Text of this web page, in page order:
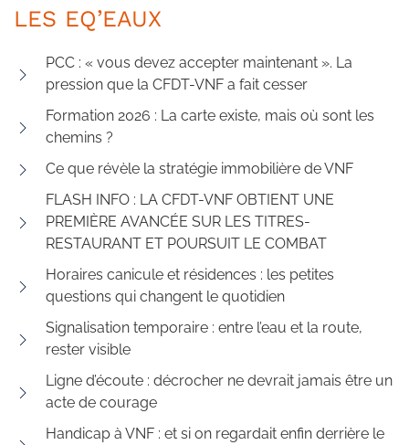
LES EQ’EAUX
PCC : « vous devez accepter maintenant ». La
pression que la CFDT-VNF a fait cesser
Formation 2026 : La carte existe, mais où sont les
chemins ?
Ce que révèle la stratégie immobilière de VNF
FLASH INFO : LA CFDT-VNF OBTIENT UNE
PREMIÈRE AVANCÉE SUR LES TITRES-
RESTAURANT ET POURSUIT LE COMBAT
Horaires canicule et résidences : les petites
questions qui changent le quotidien
Signalisation temporaire : entre l’eau et la route,
rester visible
Ligne d’écoute : décrocher ne devrait jamais être un
acte de courage
Handicap à VNF : et si on regardait enfin derrière le